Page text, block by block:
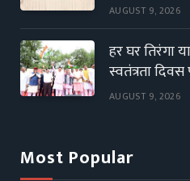
AUGUST 9, 2026
हर घर तिरंगा
स्वतंत्रता
AUGUST 9, 2026
Most Popular